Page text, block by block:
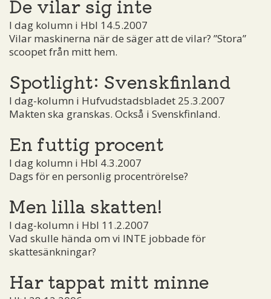
De vilar sig inte
I dag kolumn i Hbl 14.5.2007
Vilar maskinerna när de säger att de vilar? ”Stora”
scoopet från mitt hem.
Spotlight: Svenskfinland
I dag-kolumn i Hufvudstadsbladet 25.3.2007
Makten ska granskas. Också i Svenskfinland.
En futtig procent
I dag kolumn i Hbl 4.3.2007
Dags för en personlig procentrörelse?
Men lilla skatten!
I dag-kolumn i Hbl 11.2.2007
Vad skulle hända om vi INTE jobbade för
skattesänkningar?
Har tappat mitt minne